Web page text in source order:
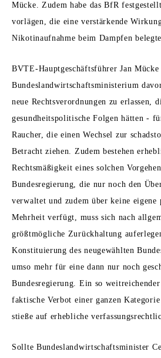
Mücke. Zudem habe das BfR
vorlägen, die eine verstärkende
Nikotinaufnahme beim Dampfen
BVTE-Hauptgeschäftsführer Jan Mücke
Bundeslandwirtschaftsministerium
neue Rechtsverordnungen zu erlassen,
gesundheitspolitische Folgen hätten -
Raucher, die einen Wechsel zur
Betracht ziehen. Zudem bestehen
Rechtsmäßigkeit eines solchen
Bundesregierung, die nur noch den
verwaltet und zudem über keine eigene
Mehrheit verfügt, muss sich nach
größtmögliche Zurückhaltung
Konstituierung des neugewählten
umso mehr für eine dann nur noch
Bundesregierung. Ein so
faktische Verbot einer ganzen
stieße auf erhebliche
Sollte Bundeslandwirtschaftsminister